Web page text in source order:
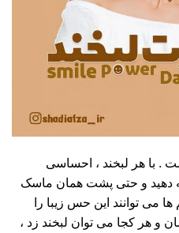
. با هر لبخند ، احساسی
دهید و حتی پشت همان ماسک
می توانند این حس زیبا را
و هر کجا می توان لبخند زد ،